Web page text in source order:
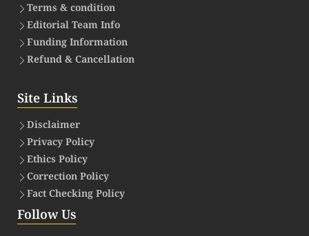
Terms & condition
Editorial Team Info
Funding Information
Refund & Cancellation
Site Links
Disclaimer
Privacy Policy
Ethics Policy
Correction Policy
Fact Checking Policy
Follow Us